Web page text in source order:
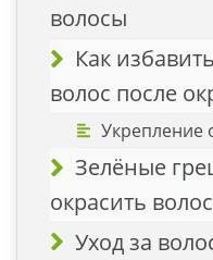
волосы
Как
волос после
Укрепление
Зелёные
окрасить
Уход за